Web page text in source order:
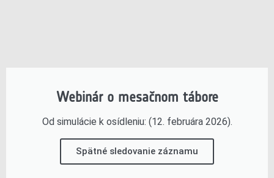
Webinár o mesačnom tábore
Od simulácie k osídleniu: (12. februára 2026).
Spätné sledovanie záznamu